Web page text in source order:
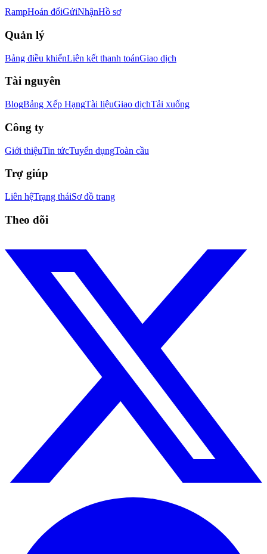
RampHoán đổiGửiNhậnHồ sơ
Quản lý
Bảng điều khiểnLiên kết thanh toánGiao dịch
Tài nguyên
BlogBảng Xếp HạngTài liệuGiao dịchTải xuống
Công ty
Giới thiệuTin tứcTuyển dụngToàn cầu
Trợ giúp
Liên hệTrạng tháiSơ đồ trang
Theo dõi